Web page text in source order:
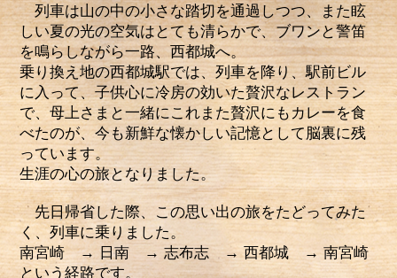
列車は山の中の小さな踏切を通過しつつ、また眩
しい夏の光の空気はとても清らかで、ブワンと警笛
を鳴らしながら一路、西都城へ。
乗り換え地の西都城駅では、列車を降り、駅前ビル
に入って、子供心に冷房の効いた贅沢なレストラン
で、母上さまと一緒にこれまた贅沢にもカレーを食
べたのが、今も新鮮な懐かしい記憶として脳裏に残
っています。
生涯の心の旅となりました。
先日帰省した際、この思い出の旅をたどってみた
く、列車に乗りました。
南宮崎 → 日南 → 志布志 → 西都城 → 南宮崎
という経路です。